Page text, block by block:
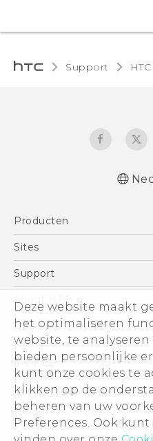
Deze website maakt
het optimaliseren
website, te
bieden persoonlijke
kunt onze cookies te
klikken op de
beheren van uw
Preferences. Ook
Support
Nederlands -
wettelijke
Deutsch -
behördliche
English -
English -
English - Safety
Producten
Telefoons
Vive
Accessoires
Sites
HTC Vive
Aan de slag
Support
Support voor
About HTC
ESG
Informatie over het
Voor beleggers (engels)
Cookie Preferences
Vacatures
Security and Privacy
© 2011-2026 HTC
Legal terms